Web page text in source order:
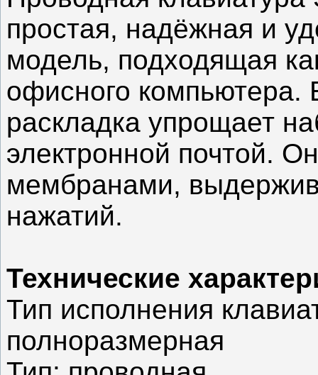
простая, надёжная и
модель, подходящая
офисного компьютера.
раскладка упрощает
электронной почтой.
мембранами,
нажатий.
Технические
Тип исполнения
полноразмерная